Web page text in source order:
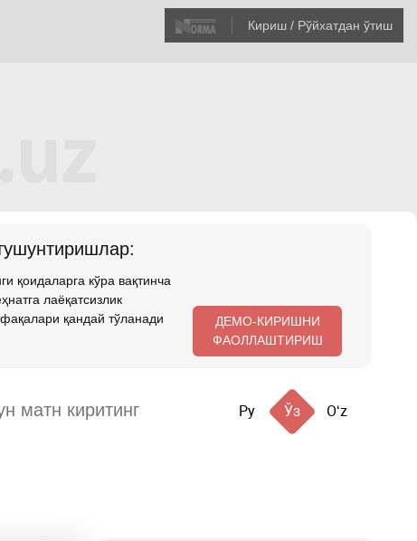
Кириш / Рўйхатдан ўтиш
қоидаларга кўра вақтинча
лаёқатсизлик
қандай тўланади
ДЕМО-КИРИШНИ
ФАОЛЛАШТИРИШ
Ру Ўз Oʻz